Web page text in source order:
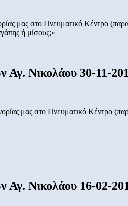
μας στο Πνευματικό Κέντρο
ή μίσους;»
Αγ. Νικολάου 30-11-
μας στο Πνευματικό Κέντρο
Αγ. Νικολάου 16-02-